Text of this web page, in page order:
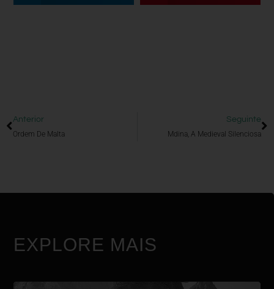
Anterior
Ordem De Malta
Seguinte
Mdina, A Medieval Silenciosa
EXPLORE MAIS